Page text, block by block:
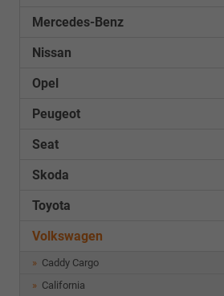
Mercedes-Benz
Nissan
Opel
Peugeot
Seat
Skoda
Toyota
Volkswagen
Caddy Cargo
California